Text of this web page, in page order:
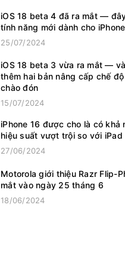
iOS 18 beta 4 đã ra mắt —
tính năng mới dành cho
25/07/2024
iOS 18 beta 3 vừa ra mắt —
thêm hai bản nâng cấp chế
chào đón
15/07/2024
iPhone 16 được cho là có khả
hiệu suất vượt trội so với iPad
27/06/2024
Motorola giới thiệu Razr Flip-
mắt vào ngày 25 tháng 6
18/06/2024